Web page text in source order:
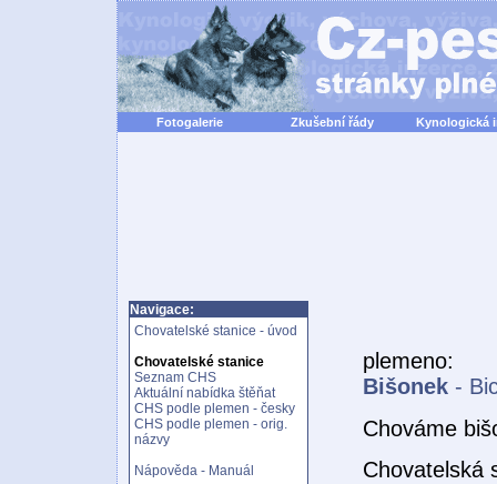
Fotogalerie Zkušební řády Kynologická
Navigace:
Chovatelské stanice - úvod
Chovatelské stanice
Seznam CHS
Aktuální nabídka štěňat
CHS podle plemen - česky
CHS podle plemen - orig.
názvy
Nápověda - Manuál
plemeno:
Bišonek -
Chováme
Chovatelská